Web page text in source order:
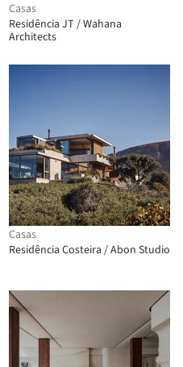
Casas
Residência JT / Wahana
Architects
Casas
Residência Costeira / Abon Studio